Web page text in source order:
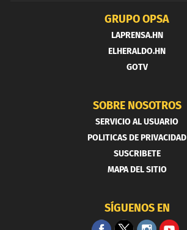
GRUPO OPSA
LAPRENSA.HN
ELHERALDO.HN
GOTV
SOBRE NOSOTROS
SERVICIO AL USUARIO
POLITICAS DE PRIVACIDAD
SUSCRIBETE
MAPA DEL SITIO
SÍGUENOS EN